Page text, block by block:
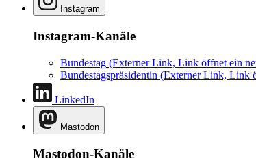
Instagram
Instagram-Kanäle
Bundestag (Externer Link, Link öffnet ein
Bundestagspräsidentin (Externer Link, Link
LinkedIn
Mastodon
Mastodon-Kanäle